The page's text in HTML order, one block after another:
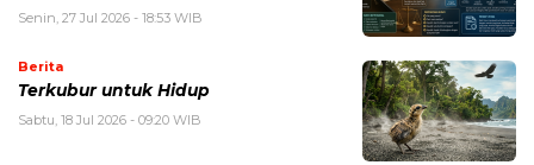
Senin, 27 Jul 2026 - 18:53 WIB
Berita
Terkubur untuk Hidup
Sabtu, 18 Jul 2026 - 09:20 WIB